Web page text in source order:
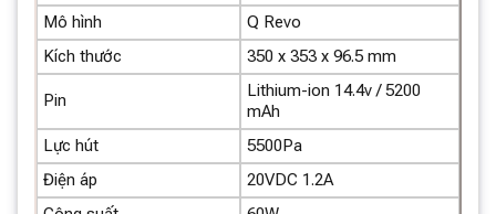
Mẽ
Lực hút HyperForce mạnh mẽ lên tới 5.500 Pa*, có
nghĩa là robot hút bụi của bạn có thể hút tất cả bụi bẩn,
dễ dàng hút được ngay cả những hạt bụi nhỏ nhất.
Mô hình
Q Revo
Kích thước
350 x 353 x 96.5 mm
Pin
Lithium-ion 14.4v / 5200
mAh
Lực hút
5500Pa
Điện áp
20VDC 1.2A